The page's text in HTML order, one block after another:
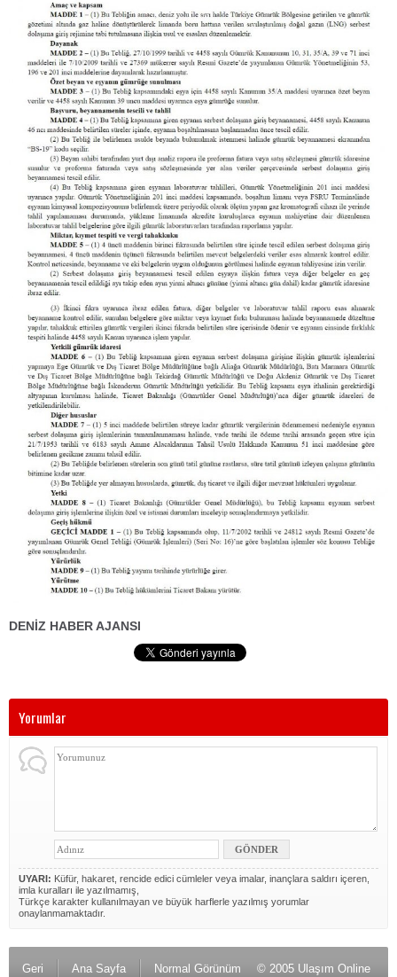
DENİZ HABER AJANSI
Yorumlar
UYARI: Küfür, hakaret, rencide edici cümleler veya imalar, inançlara saldırı içeren,
imla kuralları ile yazılmamış,
Türkçe karakter kullanılmayan ve büyük harflerle yazılmış yorumlar
onaylanmamaktadır.
Geri Ana Sayfa Normal Görünüm © 2005 Ulaşım Online